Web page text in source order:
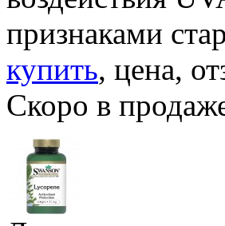
признаками
купить, цена,
Скоро в